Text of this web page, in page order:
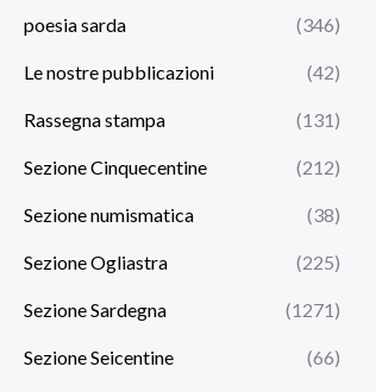
poesia sarda
(346)
Le nostre pubblicazioni (42)
Rassegna stampa (131)
Sezione Cinquecentine (212)
Sezione numismatica (38)
Sezione Ogliastra (225)
Sezione Sardegna (1271)
Sezione Seicentine (66)